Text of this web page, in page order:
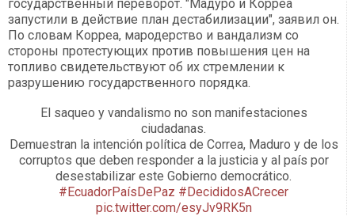
государственный переворот. "Мадуро и Корреа
запустили в действие план дестабилизации", заявил он.
По словам Корреа, мародерство и вандализм со
стороны протестующих против повышения цен на
топливо свидетельствуют об их стремлении к
разрушению государственного порядка.
El saqueo y vandalismo no son manifestaciones
ciudadanas.
Demuestran la intención política de Correa, Maduro y de los
corruptos que deben responder a la justicia y al país por
desestabilizar este Gobierno democrático.
#EcuadorPaísDePaz #DecididosACrecer
pic.twitter.com/esyJv9RK5n